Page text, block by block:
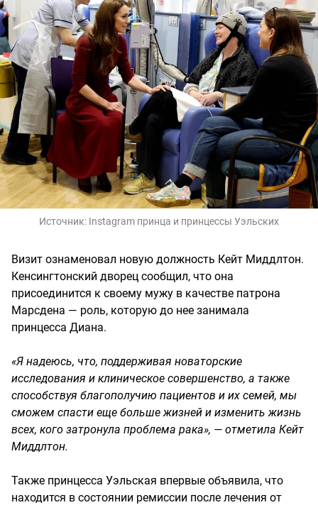
Источник: Instagram принца и принцессы Уэльских
Визит ознаменовал новую должность Кейт Миддлтон.
Кенсингтонский дворец сообщил, что она
присоединится к своему мужу в качестве патрона
Марсдена — роль, которую до нее занимала
принцесса Диана.
«Я надеюсь, что, поддерживая новаторские
исследования и клиническое совершенство, а также
способствуя благополучию пациентов и их семей, мы
сможем спасти еще больше жизней и изменить жизнь
всех, кого затронула проблема рака», — отметила Кейт
Миддлтон.
Также принцесса Уэльская впервые объявила, что
находится в состоянии ремиссии после лечения от